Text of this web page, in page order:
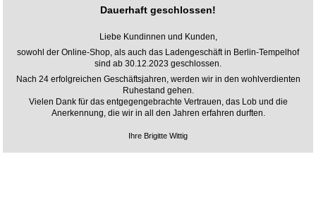
Dauerhaft geschlossen!
Liebe Kundinnen und Kunden,
sowohl der Online-Shop, als auch das Ladengeschäft in Berlin-Tempelhof
sind ab 30.12.2023 geschlossen.
Nach 24 erfolgreichen Geschäftsjahren, werden wir in den wohlverdienten
Ruhestand gehen.
Vielen Dank für das entgegengebrachte Vertrauen, das Lob und die
Anerkennung, die wir in all den Jahren erfahren durften.
Ihre Brigitte Wittig